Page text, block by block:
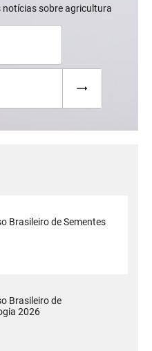
notícias sobre agricultura
Brasileiro de Sementes
Brasileiro de
2026